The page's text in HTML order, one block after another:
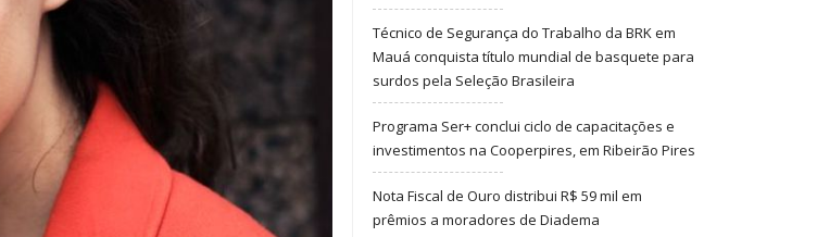
Técnico de Segurança do Trabalho da BRK em
Mauá conquista título mundial de basquete para
surdos pela Seleção Brasileira
Programa Ser+ conclui ciclo de capacitações e
investimentos na Cooperpires, em Ribeirão Pires
Nota Fiscal de Ouro distribui R$ 59 mil em
prêmios a moradores de Diadema